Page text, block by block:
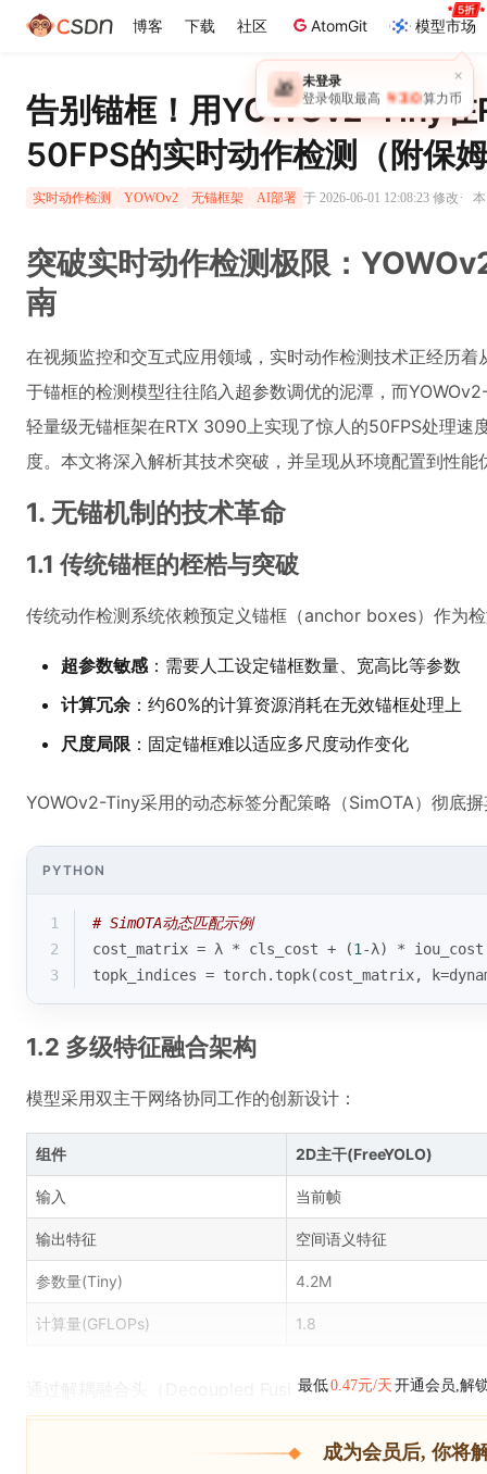
博客 下载 社区 AtomGit 模型市场
×
🎁 未登录
登录领取最高 ￥30 算力币
告别锚框！用YOWOv2-Tiny
50FPS的实时动作检测（附保
实时动作检测 YOWOv2 无锚框架 AI部署 于 2026-06-01 12:08:23 修改·
突破实时动作检测极限：
南
在视频监控和交互式应用领域，实时动作检测技术正经历
于锚框的检测模型往往陷入超参数调优的泥潭，而
轻量级无锚框架在RTX 3090上实现了惊人的50FPS处理速
度。本文将深入解析其技术突破，并呈现从环境配置到性能
1. 无锚机制的技术革命
1.1 传统锚框的桎梏与突破
传统动作检测系统依赖预定义锚框（anchor boxes）作为
超参数敏感：需要人工设定锚框数量、宽高比等参数
计算冗余 ：约60%的计算资源消耗在无效锚框处理上
尺度局限 ：固定锚框难以适应多尺度动作变化
YOWOv2-Tiny采用的动态标签分配策略（SimOTA）彻底
PYTHON
1
# SimOTA动态匹配示例
2
cost_matrix = λ * cls_cost + (1 -λ) *
3
topk_indices = torch.topk(cost_matrix,
1.2 多级特征融合架构
模型采用双主干网络协同工作的创新设计：
组件 2D主干(FreeYOLO)
输入 当前帧
输出特征 空间语义特征
参数量(Tiny) 4.2M
计算量(GFLOPs) 1.8
最低0.47元/天 开通会员,解
成为会员后, 你将